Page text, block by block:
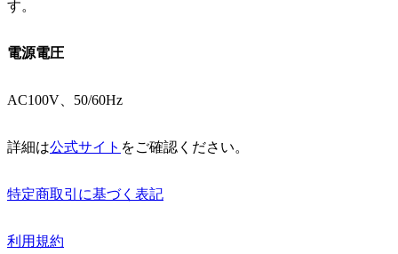
す。
電源電圧
AC100V、50/60Hz
詳細は公式サイト をご確認ください。
特定商取引に基づく表記
利用規約